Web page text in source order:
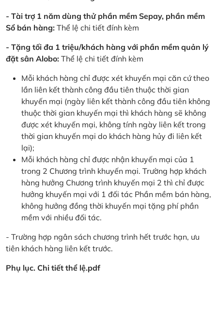
- Tài trợ 1 năm dùng thử phần mềm Sepay, phần mềm
Sổ bán hàng: Thể lệ chi tiết đính kèm
- Tặng tối đa 1 triệu/khách hàng với phần mềm quản lý
đặt sân Alobo: Thể lệ chi tiết đính kèm
Mỗi khách hàng chỉ được xét khuyến mại căn cứ theo
lần liên kết thành công đầu tiên thuộc thời gian
khuyến mại (ngày liên kết thành công đầu tiên không
thuộc thời gian khuyến mại thì khách hàng sẽ không
được xét khuyến mại, không tính ngày liên kết trong
thời gian khuyến mại do khách hàng hủy đi liên kết
lại);
Mỗi khách hàng chỉ được nhận khuyến mại của 1
trong 2 Chương trình khuyến mại. Trường hợp khách
hàng hưởng Chương trình khuyến mại 2 thì chỉ được
hưởng khuyến mại với 1 đối tác Phần mềm bán hàng,
không hưởng đồng thời khuyến mại tặng phí phần
mềm với nhiều đối tác.
- Trường hợp ngân sách chương trình hết trước hạn, ưu
tiên khách hàng liên kết trước.
Phụ lục. Chi tiết thể lệ.pdf